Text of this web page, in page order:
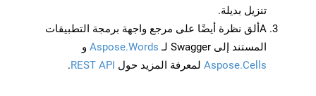
تنزيل بديلة.
Aألق نظرة أيضًا على مرجع واجهة برمجة التطبيقات
المستند إلى Swagger لـ
Aspose.Words و
Aspose.Cells لمعرفة المزيد حول REST API
.